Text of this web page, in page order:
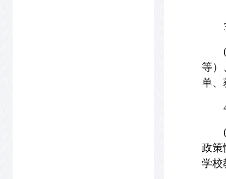
等）
单、
政策
学校